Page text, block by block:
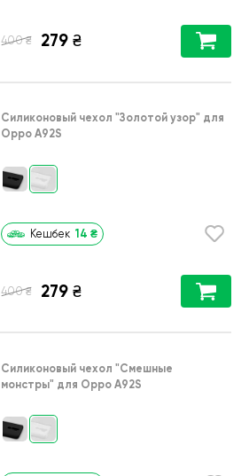
400 ₴ 279 ₴
Силиконовый чехол "Золотой узор" для
Oppo A92S
Кешбек 14 ₴
400 ₴ 279 ₴
Силиконовый чехол "Cмешные
монстры" для Oppo A92S